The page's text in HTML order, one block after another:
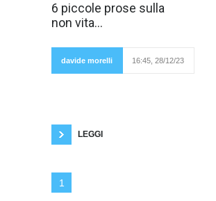
6 piccole prose sulla
non vita...
davide morelli 16:45, 28/12/23
LEGGI
1